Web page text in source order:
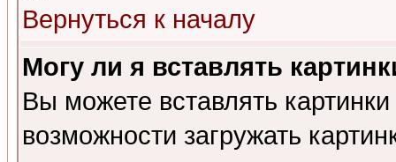
Вернуться к началу
Могу ли я вставлять
Вы можете вставлять
возможности загружать